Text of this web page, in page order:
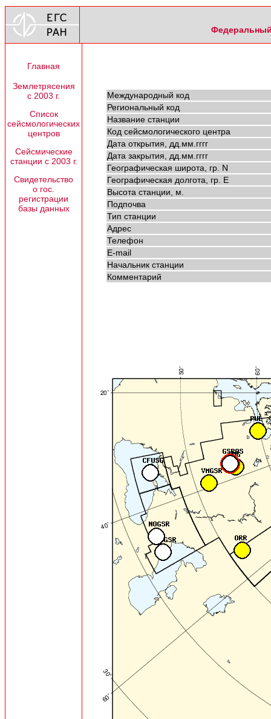
Федеральный
Главная
Землетрясения
с 2003 г.
Список
сейсмологических
центров
Сейсмические
станции с 2003 г.
Свидетельство
о гос.
регистрации
базы данных
Международный код
Региональный код
Название станции
Код сейсмологического центра
Дата открытия, дд.мм.гггг
Дата закрытия, дд.мм.гггг
Географическая широта, гр. N
Географическая долгота, гр. E
Высота станции, м.
Подпочва
Тип станции
Адрес
Телефон
E-mail
Начальник станции
Комментарий